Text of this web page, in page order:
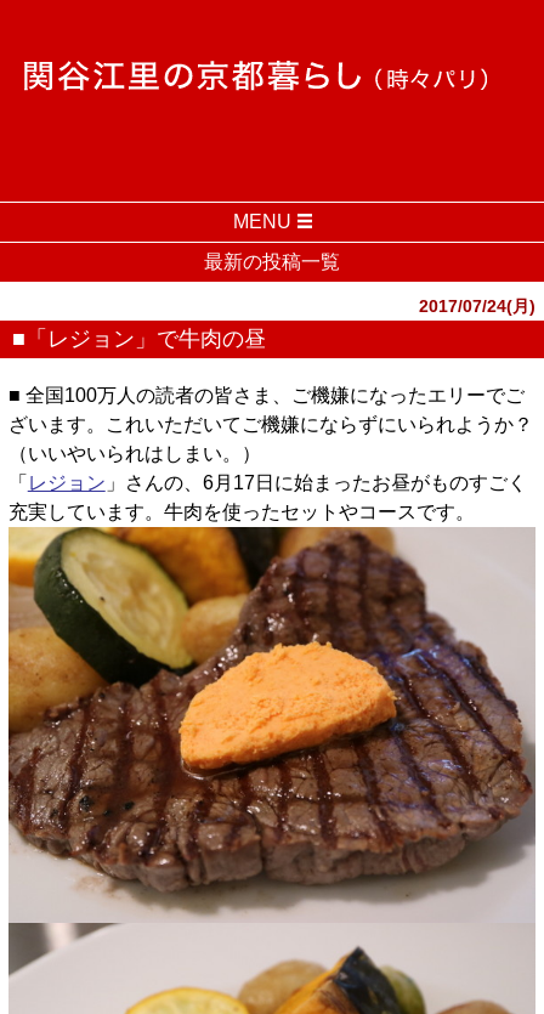
MENU
最新の投稿一覧
2017/07/24(月)
■「レジョン」で牛肉の昼
■ 全国100万人の読者の皆さま、ご機嫌になったエリーでご
ざいます。これいただいてご機嫌にならずにいられようか？
（いいやいられはしまい。）
「 レジョン 」さんの、6月17日に始まったお昼がものすごく
充実しています。牛肉を使ったセットやコースです。